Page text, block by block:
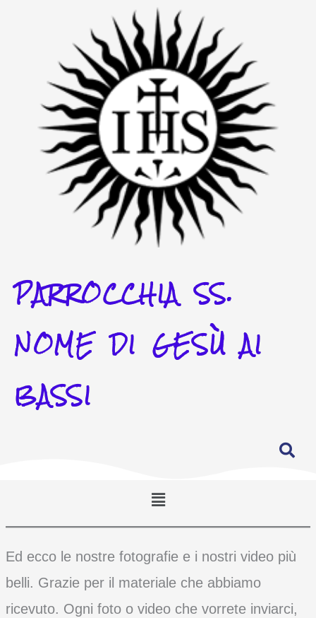
PARROCCHIA SS.
NOME DI GESÙ AI
BASSI
Menu
Ed ecco le nostre fotografie e i nostri video più
belli. Grazie per il materiale che abbiamo
ricevuto. Ogni foto o video che vorrete inviarci,